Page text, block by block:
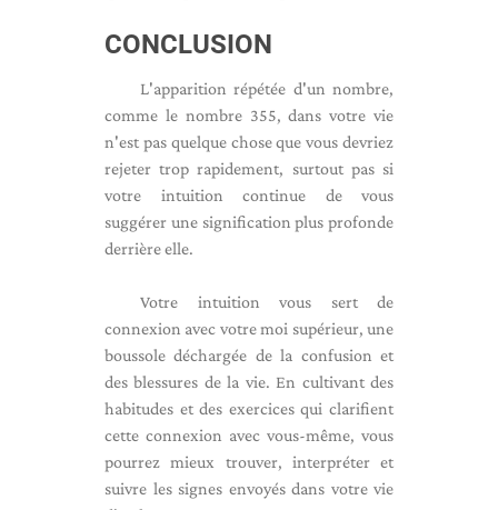
CONCLUSION
L'apparition répétée d'un nombre,
comme le nombre 355, dans votre vie
n'est pas quelque chose que vous devriez
rejeter trop rapidement, surtout pas si
votre intuition continue de vous
suggérer une signification plus profonde
derrière elle.
Votre intuition vous sert de
connexion avec votre moi supérieur, une
boussole déchargée de la confusion et
des blessures de la vie. En cultivant des
habitudes et des exercices qui clarifient
cette connexion avec vous-même, vous
pourrez mieux trouver, interpréter et
suivre les signes envoyés dans votre vie